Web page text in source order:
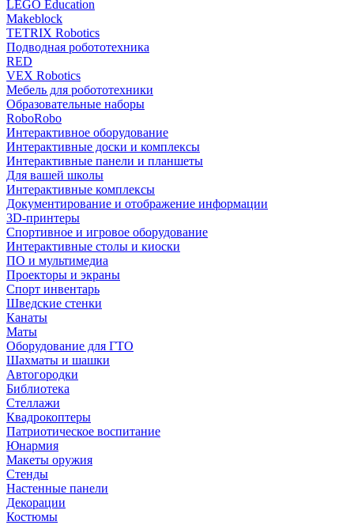
LEGO Education
Makeblock
TETRIX Robotics
Подводная робототехника
RED
VEX Robotics
Мебель для робототехники
Образовательные наборы
RoboRobo
Интерактивное оборудование
Интерактивные доски и комплексы
Интерактивные панели и планшеты
Для вашей школы
Интерактивные комплексы
Документирование и отображение информации
3D-принтеры
Спортивное и игровое оборудование
Интерактивные столы и киоски
ПО и мультимедиа
Проекторы и экраны
Спорт инвентарь
Шведские стенки
Канаты
Маты
Оборудование для ГТО
Шахматы и шашки
Автогородки
Библиотека
Стеллажи
Квадрокоптеры
Патриотическое воспитание
Юнармия
Макеты оружия
Стенды
Настенные панели
Декорации
Костюмы